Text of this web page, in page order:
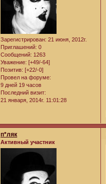
Зарегистрирован: 21 июня, 2012г.
Приглашений: 0
Сообщений: 1263
Уважение: [+49/-64]
Позитив: [+22/-0]
Провел на форуме:
9 дней 19 часов
Последний визит:
21 января, 2014г. 11:01:28
п*ляк
Активный участник